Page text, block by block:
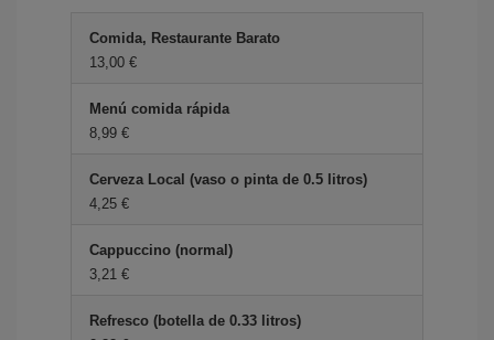
Comida, Restaurante Barato
13,00 €
Menú comida rápida
8,99 €
Cerveza Local (vaso o pinta de 0.5 litros)
4,25 €
Cappuccino (normal)
3,21 €
Refresco (botella de 0.33 litros)